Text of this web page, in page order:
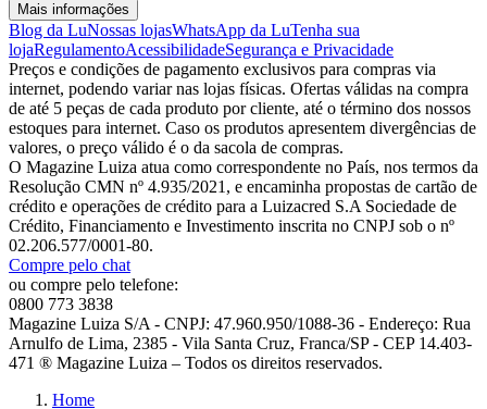
Mais informações
Blog da LuNossas lojasWhatsApp da LuTenha sua
lojaRegulamentoAcessibilidadeSegurança e Privacidade
Preços e condições de pagamento exclusivos para compras via
internet, podendo variar nas lojas físicas. Ofertas válidas na compra
de até 5 peças de cada produto por cliente, até o término dos nossos
estoques para internet. Caso os produtos apresentem divergências de
valores, o preço válido é o da sacola de compras.
O Magazine Luiza atua como correspondente no País, nos termos da
Resolução CMN nº 4.935/2021, e encaminha propostas de cartão de
crédito e operações de crédito para a Luizacred S.A Sociedade de
Crédito, Financiamento e Investimento inscrita no CNPJ sob o nº
02.206.577/0001-80.
Compre pelo chat
ou compre pelo telefone:
0800 773 3838
Magazine Luiza S/A - CNPJ: 47.960.950/1088-36 - Endereço: Rua
Arnulfo de Lima, 2385 - Vila Santa Cruz, Franca/SP - CEP 14.403-
471 ® Magazine Luiza – Todos os direitos reservados.
Home